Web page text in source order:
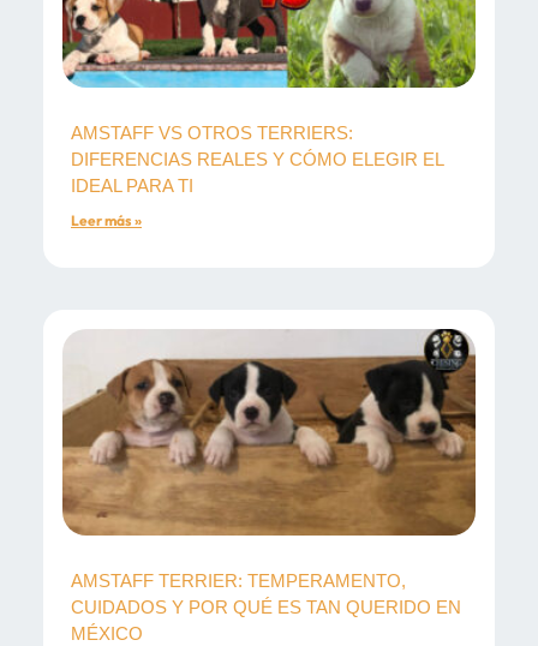
AMSTAFF VS OTROS TERRIERS:
DIFERENCIAS REALES Y CÓMO ELEGIR EL
IDEAL PARA TI
Leer más »
AMSTAFF TERRIER: TEMPERAMENTO,
CUIDADOS Y POR QUÉ ES TAN QUERIDO EN
MÉXICO